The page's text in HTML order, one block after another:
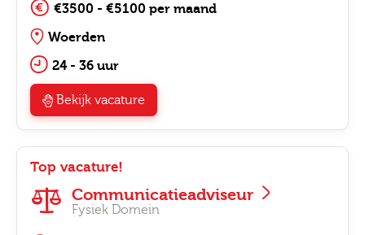
€3500 - €5100 per maand
Woerden
24 - 36 uur
Bekijk vacature
Communicatieadviseur
Fysiek Domein
Top vacature!